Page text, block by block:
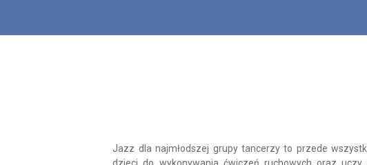
Jazz dla najmłodszej grupy tancerzy to przede